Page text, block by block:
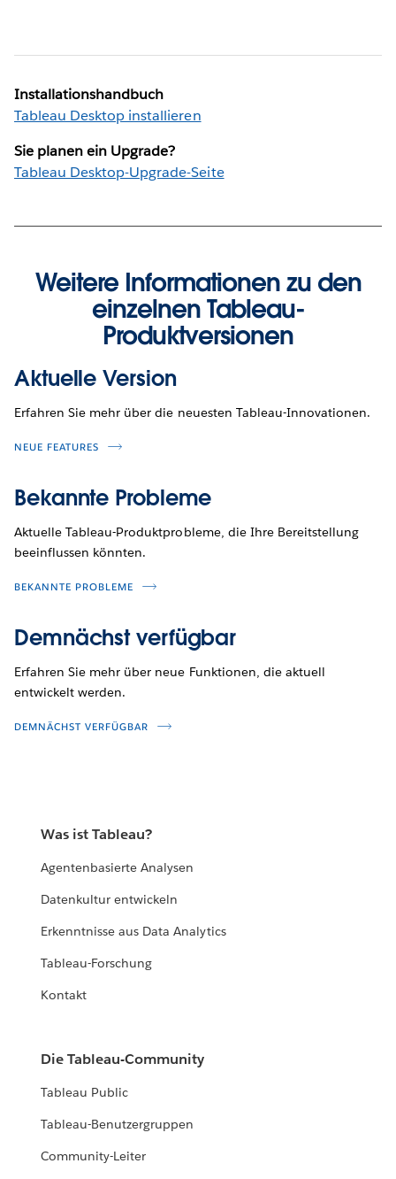
Installationshandbuch
Tableau Desktop installieren
Sie planen ein Upgrade?
Tableau Desktop-Upgrade-Seite
Weitere Informationen zu den
einzelnen Tableau-
Produktversionen
Aktuelle Version
Erfahren Sie mehr über die neuesten Tableau-Innovationen.
NEUE FEATURES
Bekannte Probleme
Aktuelle Tableau-Produktprobleme, die Ihre Bereitstellung
beeinflussen könnten.
BEKANNTE PROBLEME
Demnächst verfügbar
Erfahren Sie mehr über neue Funktionen, die aktuell
entwickelt werden.
DEMNÄCHST VERFÜGBAR
Was ist Tableau?
Agentenbasierte Analysen
Datenkultur entwickeln
Erkenntnisse aus Data Analytics
Tableau-Forschung
Kontakt
Die Tableau-Community
Tableau Public
Tableau-Benutzergruppen
Community-Leiter